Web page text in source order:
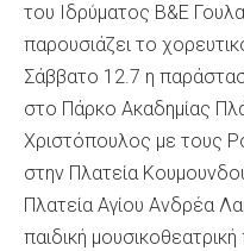
του Ιδρύματος Β&Ε
παρουσιάζει το
Σάββατο 12.7 η
στο Πάρκο Ακαδημίας
Χριστόπουλος με τους
στην Πλατεία
Πλατεία Αγίου Ανδρέα
παιδική